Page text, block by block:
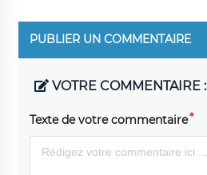
PUBLIER UN COMMENTAIRE
VOTRE COMMENTAIRE :
Texte de votre commentaire